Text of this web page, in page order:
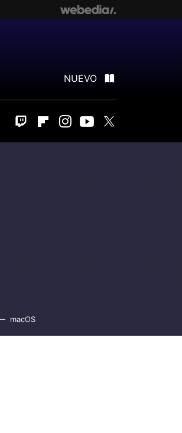
NUEVO
Twitch FlipboardInstagram
Youtube
macOS